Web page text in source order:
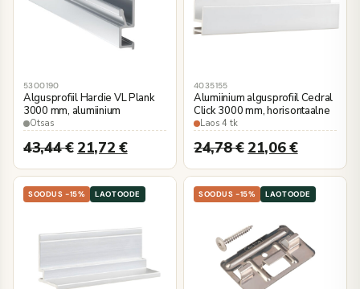
5300190
Algusprofiil Hardie VL Plank
3000 mm, alumiinium
Otsas
43,44€ 21,72 €
4035155
Alumiinium algusprofiil Cedral
Click 3000 mm, horisontaalne
Laos 4 tk
24,78€ 21,06€
SOODUS -15% LAOTOODE SOODUS -15% LAOTOODE